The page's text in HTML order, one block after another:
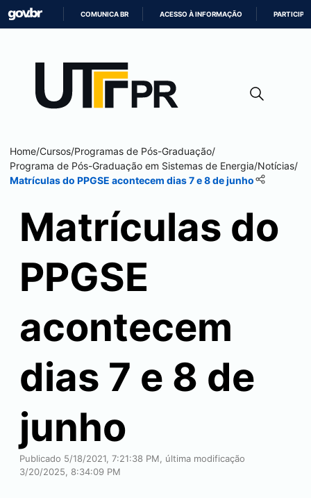
CONTEÚDO
COMUNICA BR ACESSO À INFORMAÇÃO PARTICIPE
Home/Cursos/Programas de Pós-Graduação/
Programa de Pós-Graduação em Sistemas de Energia/Notícias/
Matrículas do PPGSE acontecem dias 7 e 8 de junho
Matrículas do
PPGSE
acontecem
dias 7 e 8 de
junho
Publicado 5/18/2021, 7:21:38 PM, última modificação
3/20/2025, 8:34:09 PM